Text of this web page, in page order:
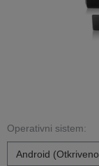
Operativni sistem: